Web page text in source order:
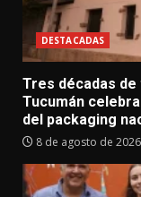
DESTACADAS
Tres décadas
Tucumán
del packaging
8 de agosto de 2026